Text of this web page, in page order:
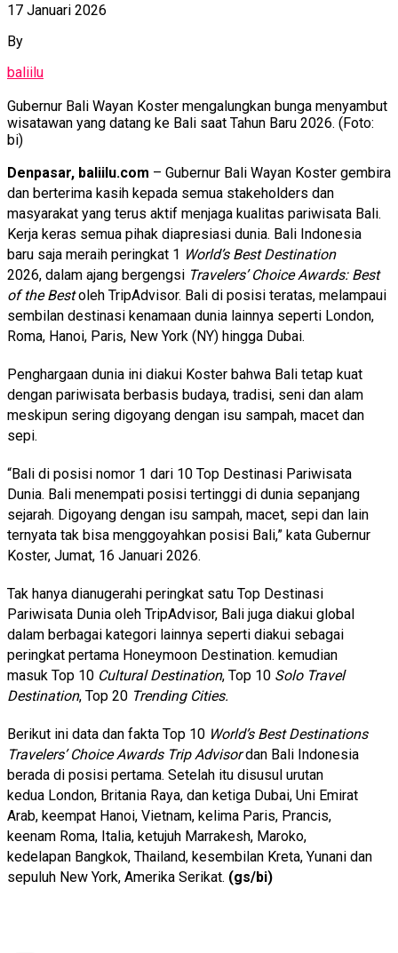
17 Januari 2026
By
baliilu
Gubernur Bali Wayan Koster mengalungkan bunga menyambut
wisatawan yang datang ke Bali saat Tahun Baru 2026. (Foto:
bi)
Denpasar, baliilu.com – Gubernur Bali Wayan Koster gembira
dan berterima kasih kepada semua stakeholders dan
masyarakat yang terus aktif menjaga kualitas pariwisata Bali.
Kerja keras semua pihak diapresiasi dunia. Bali Indonesia
baru saja meraih peringkat 1 World’s Best Destination
2026, dalam ajang bergengsi Travelers’ Choice Awards: Best
of the Bestoleh TripAdvisor. Bali di posisi teratas, melampaui
sembilan destinasi kenamaan dunia lainnya seperti London,
Roma, Hanoi, Paris, New York (NY) hingga Dubai.
Penghargaan dunia ini diakui Koster bahwa Bali tetap kuat
dengan pariwisata berbasis budaya, tradisi, seni dan alam
meskipun sering digoyang dengan isu sampah, macet dan
sepi.
“Bali di posisi nomor 1 dari 10 Top Destinasi Pariwisata
Dunia. Bali menempati posisi tertinggi di dunia sepanjang
sejarah. Digoyang dengan isu sampah, macet, sepi dan lain
ternyata tak bisa menggoyahkan posisi Bali,” kata Gubernur
Koster, Jumat, 16 Januari 2026.
Tak hanya dianugerahi peringkat satu Top Destinasi
Pariwisata Dunia oleh TripAdvisor, Bali juga diakui global
dalam berbagai kategori lainnya seperti diakui sebagai
peringkat pertama Honeymoon Destination. kemudian
masuk Top 10 Cultural Destination, Top 10 Solo Travel
Destination, Top 20 Trending Cities.
Berikut ini data dan fakta Top 10 World’s Best Destinations
Travelers’ Choice Awards Trip Advisordan Bali Indonesia
berada di posisi pertama. Setelah itu disusul urutan
kedua London, Britania Raya, dan ketiga Dubai, Uni Emirat
Arab, keempat Hanoi, Vietnam, kelima Paris, Prancis,
keenam Roma, Italia, ketujuh Marrakesh, Maroko,
kedelapan Bangkok, Thailand, kesembilan Kreta, Yunani dan
sepuluh New York, Amerika Serikat. (gs/bi)